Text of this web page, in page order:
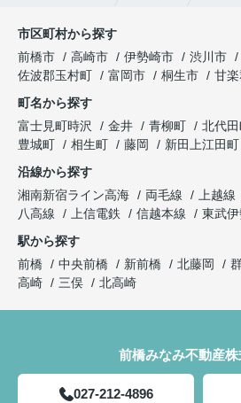
市区町村から探す
前橋市
高崎市 伊勢崎市 渋川市
佐波郡玉村町
富岡市 桐生市
甘
町名から探す
富士見町時沢
金井 青柳町 北代
豊城町
相生町 藤岡
新田上江田町
沿線から探す
湘南新宿ライン高海
両毛線 上越線
八高線
上信電鉄 信越本線 東武
駅から探す
前橋
中央前橋 新前橋 北藤岡
高崎
三俣 北高崎
前橋みなみ不動産
027-212-4896